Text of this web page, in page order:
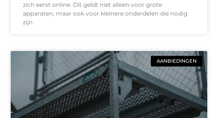
zich eerst online. Dit geldt niet alleen voor grote
apparaten, maar ook voor kleinere onderdelen die nodig
zijn
AANBIEDINGEN